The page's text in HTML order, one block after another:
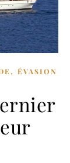
, ÉVASION